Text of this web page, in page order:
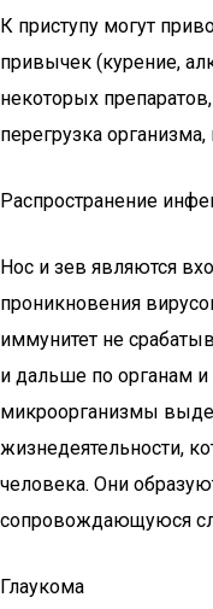
К приступу могут
привычек (курение,
некоторых
перегрузка
Распространение
Нос и зев являются
проникновения
иммунитет не
и дальше по органам
микроорганизмы
жизнедеятельности,
человека. Они
сопровождающуюся
Глаукома